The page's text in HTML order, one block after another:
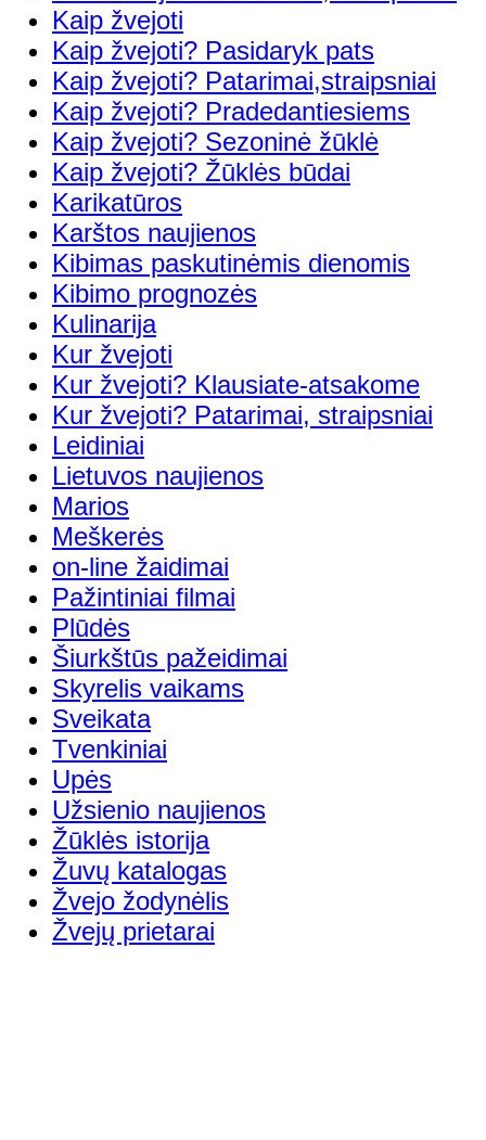
Kaip žvejoti
Kaip žvejoti? Pasidaryk pats
Kaip žvejoti? Patarimai,straipsniai
Kaip žvejoti? Pradedantiesiems
Kaip žvejoti? Sezoninė žūklė
Kaip žvejoti? Žūklės būdai
Karikatūros
Karštos naujienos
Kibimas paskutinėmis dienomis
Kibimo prognozės
Kulinarija
Kur žvejoti
Kur žvejoti? Klausiate-atsakome
Kur žvejoti? Patarimai, straipsniai
Leidiniai
Lietuvos naujienos
Marios
Meškerės
on-line žaidimai
Pažintiniai filmai
Plūdės
Šiurkštūs pažeidimai
Skyrelis vaikams
Sveikata
Tvenkiniai
Upės
Užsienio naujienos
Žūklės istorija
Žuvų katalogas
Žvejo žodynėlis
Žvejų prietarai